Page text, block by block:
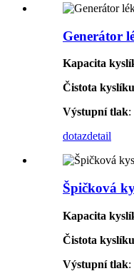
Generátor
Kapacita
Čistota kyslíku
Výstupní tlak:
dotazdetail
Špičková
Kapacita
Čistota kyslíku
Výstupní tlak: